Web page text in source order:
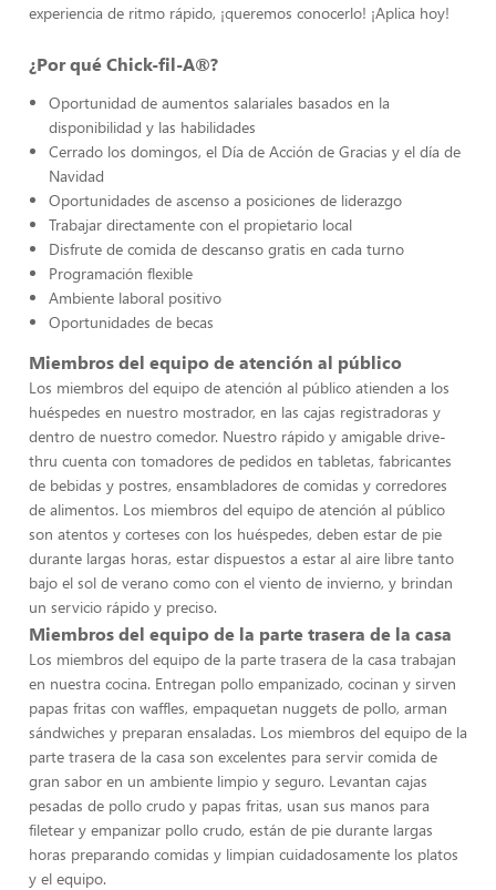
experiencia de ritmo rápido, ¡queremos conocerlo! ¡Aplica hoy!
¿Por qué Chick-fil-A®?
Oportunidad de aumentos salariales basados en la
disponibilidad y las habilidades
Cerrado los domingos, el Día de Acción de Gracias y el día de
Navidad
Oportunidades de ascenso a posiciones de liderazgo
Trabajar directamente con el propietario local
Disfrute de comida de descanso gratis en cada turno
Programación flexible
Ambiente laboral positivo
Oportunidades de becas
Miembros del equipo de atención al público
Los miembros del equipo de atención al público atienden a los
huéspedes en nuestro mostrador, en las cajas registradoras y
dentro de nuestro comedor. Nuestro rápido y amigable drive-
thru cuenta con tomadores de pedidos en tabletas, fabricantes
de bebidas y postres, ensambladores de comidas y corredores
de alimentos. Los miembros del equipo de atención al público
son atentos y corteses con los huéspedes, deben estar de pie
durante largas horas, estar dispuestos a estar al aire libre tanto
bajo el sol de verano como con el viento de invierno, y brindan
un servicio rápido y preciso.
Miembros del equipo de la parte trasera de la casa
Los miembros del equipo de la parte trasera de la casa trabajan
en nuestra cocina. Entregan pollo empanizado, cocinan y sirven
papas fritas con waffles, empaquetan nuggets de pollo, arman
sándwiches y preparan ensaladas. Los miembros del equipo de la
parte trasera de la casa son excelentes para servir comida de
gran sabor en un ambiente limpio y seguro. Levantan cajas
pesadas de pollo crudo y papas fritas, usan sus manos para
filetear y empanizar pollo crudo, están de pie durante largas
horas preparando comidas y limpian cuidadosamente los platos
y el equipo.